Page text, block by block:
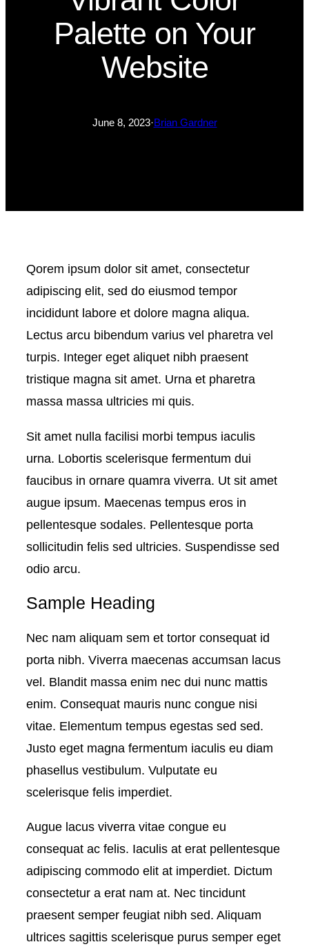
Palette on Your
Website
June 8, 2023·Brian Gardner
Qorem ipsum dolor sit amet, consectetur
adipiscing elit, sed do eiusmod tempor
incididunt labore et dolore magna aliqua.
Lectus arcu bibendum varius vel pharetra vel
turpis. Integer eget aliquet nibh praesent
tristique magna sit amet. Urna et pharetra
massa massa ultricies mi quis.
Sit amet nulla facilisi morbi tempus iaculis
urna. Lobortis scelerisque fermentum dui
faucibus in ornare quamra viverra. Ut sit amet
augue ipsum. Maecenas tempus eros in
pellentesque sodales. Pellentesque porta
sollicitudin felis sed ultricies. Suspendisse sed
odio arcu.
Sample Heading
Nec nam aliquam sem et tortor consequat id
porta nibh. Viverra maecenas accumsan lacus
vel. Blandit massa enim nec dui nunc mattis
enim. Consequat mauris nunc congue nisi
vitae. Elementum tempus egestas sed sed.
Justo eget magna fermentum iaculis eu diam
phasellus vestibulum. Vulputate eu
scelerisque felis imperdiet.
Augue lacus viverra vitae congue eu
consequat ac felis. Iaculis at erat pellentesque
adipiscing commodo elit at imperdiet. Dictum
consectetur a erat nam at. Nec tincidunt
praesent semper feugiat nibh sed. Aliquam
ultrices sagittis scelerisque purus semper eget